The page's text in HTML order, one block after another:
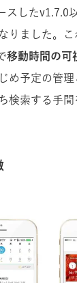
スしたv1.7.0
りました。
移動時間の可
め予定の管
検索する手